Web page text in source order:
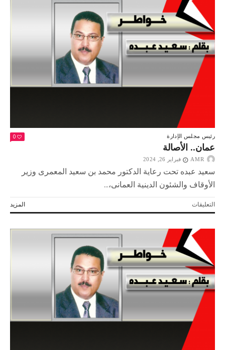
رئيس مجلس الإدارة 0
عمان.. الأصالة
AMR فبراير 26, 2024
سعيد عبده تحت رعاية الدكتور محمد بن سعيد المعمرى وزير
الأوقاف والشئون الدينية العمانى،...
المزيد التعليقاتعلى
عمان..
مغلقة